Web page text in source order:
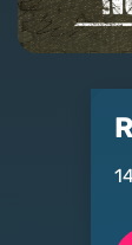
Club